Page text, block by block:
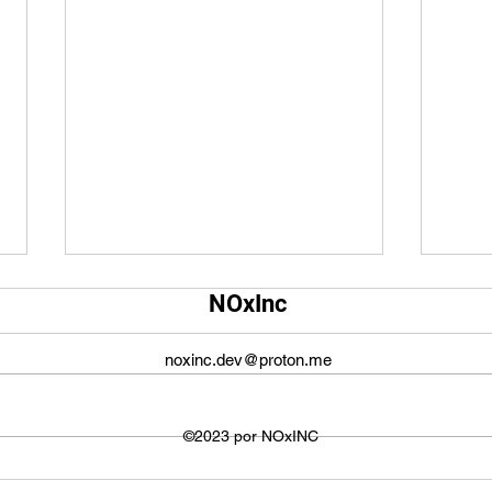
Qual é o tamanho da tela do
O tamanho da tela do YouTube
utilizada para visualizar os
O
de
NOxInc
noxinc.dev@proton.me
©2023 por NOxINC